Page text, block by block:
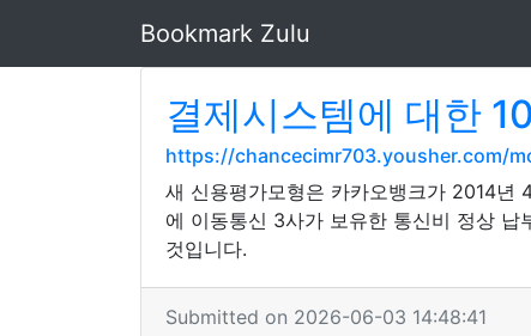
Bookmark Zulu
결제시스템에 대한
https://chancecimr703.yousher.com/
새 신용평가모형은 카카오뱅크가 2014년
에 이동통신 3사가 보유한 통신비 정상
것입니다.
Submitted on 2026-06-03 14:48:41